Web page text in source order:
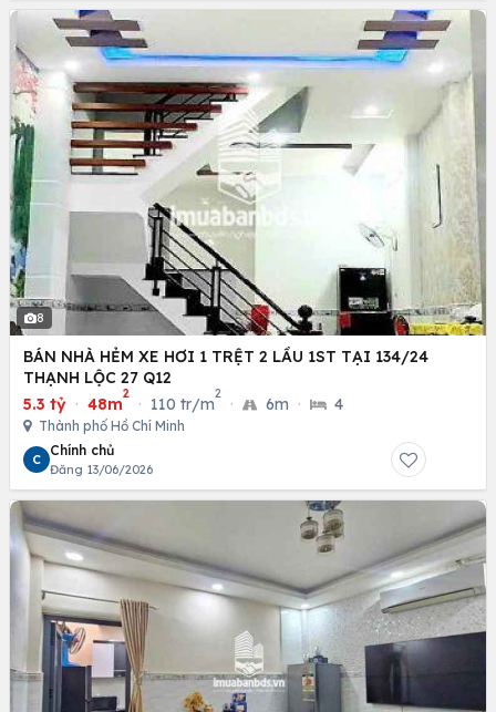
8
BÁN NHÀ HẺM XE HƠI 1 TRỆT 2 LẦU 1ST TẠI 134/24
THẠNH LỘC 27 Q12
5.3 tỷ · 48m
2
· 110 tr/m
2
· 6m · 4
Thành phố Hồ Chí Minh
C
Chính chủ
Đăng 13/06/2026